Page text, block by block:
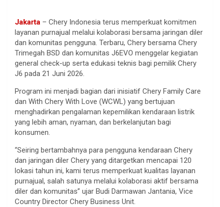
Jakarta – Chery Indonesia terus memperkuat komitmen
layanan purnajual melalui kolaborasi bersama jaringan diler
dan komunitas pengguna. Terbaru, Chery bersama Chery
Trimegah BSD dan komunitas J6EVO menggelar kegiatan
general check-up serta edukasi teknis bagi pemilik Chery
J6 pada 21 Juni 2026.
Program ini menjadi bagian dari inisiatif Chery Family Care
dan With Chery With Love (WCWL) yang bertujuan
menghadirkan pengalaman kepemilikan kendaraan listrik
yang lebih aman, nyaman, dan berkelanjutan bagi
konsumen.
“Seiring bertambahnya para pengguna kendaraan Chery
dan jaringan diler Chery yang ditargetkan mencapai 120
lokasi tahun ini, kami terus memperkuat kualitas layanan
purnajual, salah satunya melalui kolaborasi aktif bersama
diler dan komunitas” ujar Budi Darmawan Jantania, Vice
Country Director Chery Business Unit.